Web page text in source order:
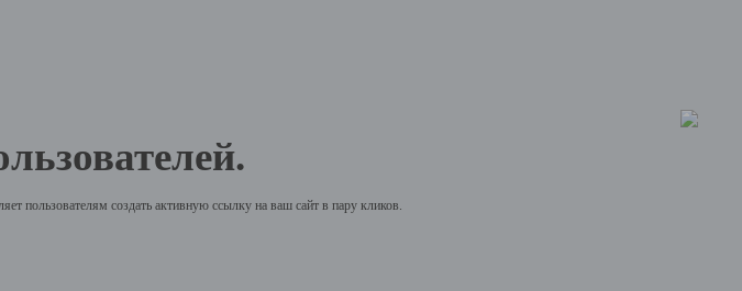
пользователям создать активную ссылку на ваш сайт в пару кликов.